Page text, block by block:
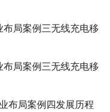
局案例三无线充电移
局案例三无线充电移
布局案例四发展历程